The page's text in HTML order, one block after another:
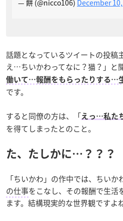
— 餅 (@nicco106) December
話題となっているツイートの投稿
え…ちいかわってなに？猫？」と
働いて…報酬をもらったりする…
です。
すると同僚の方は、「えっ…私た
を得てしまったとのこと。
た、たしかに…？？？
「ちいかわ」の作中では、ちいか
の仕事をこなし、その報酬で生活
ます。結構現実的な世界観ですよ